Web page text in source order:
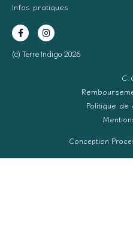
Infos pratiques
(c) Terre Indigo 2026
Politique de
Conception